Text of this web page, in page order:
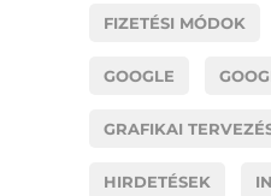
FIZETÉSI MÓDOK
GOOGLE
GRAFIKAI
HIRDETÉSEK